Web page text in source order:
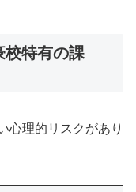
校特有の課
心理的リスクがあり